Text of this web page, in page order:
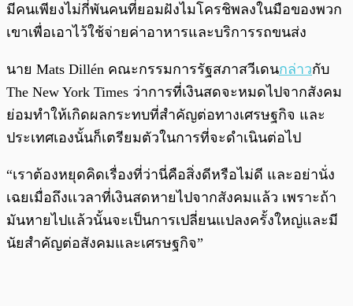
มีคนเพียงไม่กี่พันคนที่ยอมฝังไมโครชิพลงในมือของพวก
เขาเพื่อเอาไว้ใช้จ่ายค่าอาหารและบริการรถขนส่ง
นาย Mats Dillén คณะกรรมการรัฐสภาสวีเดนกล่าวกับ
The New York Times ว่าการที่เงินสดจะหมดไปจากสังคม
ย่อมทำให้เกิดผลกระทบที่สำคัญต่อทางเศรษฐกิจ และ
ประเทศเองนั้นก็เตรียมตัวในการที่จะดำเนินต่อไป
“เราต้องหยุดคิดเรื่องที่ว่านี่คือสิ่งดีหรือไม่ดี และอย่านั่ง
เฉยเมื่อถึงเเวลาที่เงินสดหายไปจากสังคมแล้ว เพราะถ้า
มันหายไปแล้วนั้นจะเป็นการเปลี่ยนแปลงครั้งใหญ่และมี
นัยสำคัญต่อสังคมและเศรษฐกิจ”